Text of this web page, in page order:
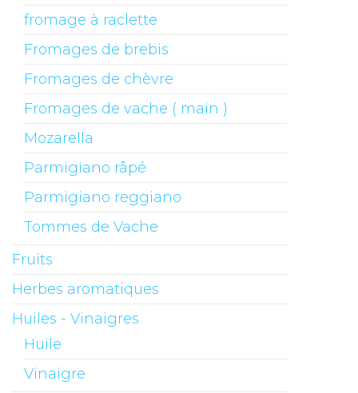
fromage à raclette
Fromages de brebis
Fromages de chèvre
Fromages de vache ( main )
Mozarella
Parmigiano râpé
Parmigiano reggiano
Tommes de Vache
Fruits
Herbes aromatiques
Huiles - Vinaigres
Huile
Vinaigre